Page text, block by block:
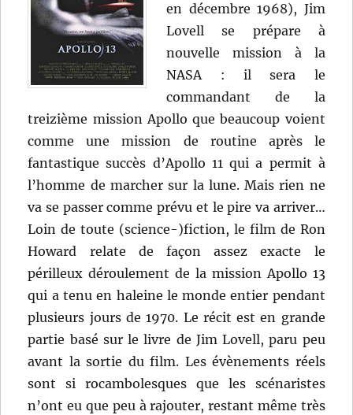
en décembre 1968), Jim
Lovell se prépare à
nouvelle mission à la
NASA : il sera le
commandant de la
treizième mission Apollo que beaucoup voient
comme une mission de routine après le
fantastique succès d’Apollo 11 qui a permit à
l’homme de marcher sur la lune. Mais rien ne
va se passer comme prévu et le pire va arriver…
Loin de toute (science-)fiction, le film de Ron
Howard relate de façon assez exacte le
périlleux déroulement de la mission Apollo 13
qui a tenu en haleine le monde entier pendant
plusieurs jours de 1970. Le récit est en grande
partie basé sur le livre de Jim Lovell, paru peu
avant la sortie du film. Les évènements réels
sont si rocambolesques que les scénaristes
n’ont eu que peu à rajouter, restant même très